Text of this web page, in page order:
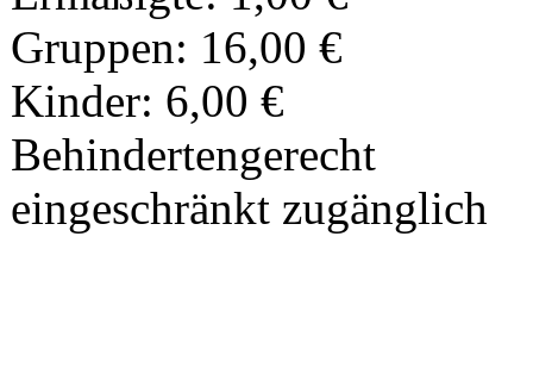
Gruppen: 16,00 €
Kinder: 6,00 €
Behindertengerecht
eingeschränkt zugänglich